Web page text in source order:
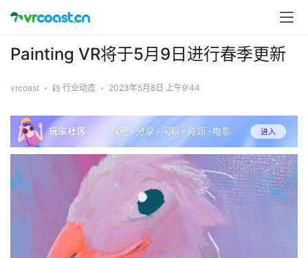
Painting VR将于5月9日进行春季更新
vrcoast • 行业动态 • 2023年5月8日 上午9:44